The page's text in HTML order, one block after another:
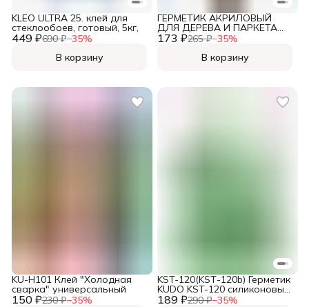
449 ₽690 ₽−35%
KLEO ULTRA 25. клей для
стеклообоев, готовый, 5кг,
В корзину
173 ₽265 ₽−35%
ГЕРМЕТИК АКРИЛОВЫЙ
ДЛЯ ДЕРЕВА И ПАРКЕТА
БУК 280 МЛ (6) "KUDO" KSK-
В корзину
150 ₽230 ₽−35%
KU-H101 Клей "Холодная
сварка" универсальный
189 ₽290 ₽−35%
KST-120(KSТ-120b) Герметик
KUDO KST-120 силиконовый
санитарный прозрачный, в